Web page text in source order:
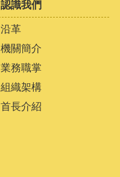
認識我們
沿革
機關簡介
業務職掌
組織架構
首長介紹